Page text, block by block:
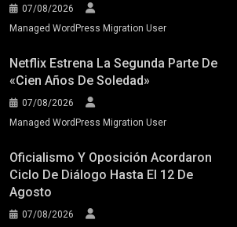
07/08/2026
Managed WordPress Migration User
Netflix Estrena La Segunda Parte De
«Cien Años De Soledad»
07/08/2026
Managed WordPress Migration User
Oficialismo Y Oposición Acordaron
Ciclo De Diálogo Hasta El 12 De
Agosto
07/08/2026